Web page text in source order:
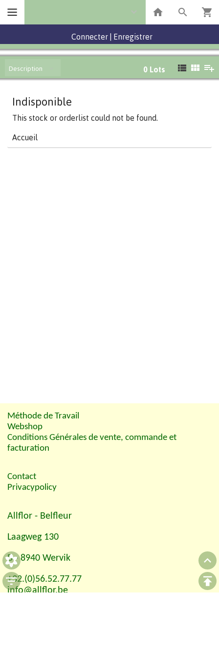
Connecter Enregistrer
Description 0 Lots
Indisponible
This stock or orderlist could not be found.
Accueil
Méthode de Travail
Webshop
Conditions Générales de vente, commande et
facturation
Contact
Privacypolicy
Allflor - Belfleur
Laagweg 130
B - 8940 Wervik
+32.(0)56.52.77.77
info@allflor.be